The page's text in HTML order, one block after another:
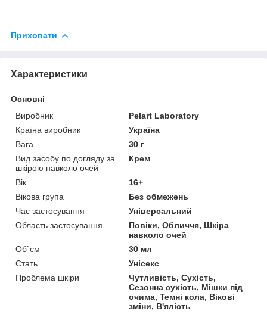
Приховати
Характеристики
Основні
Виробник
Pelart Laboratory
Країна виробник
Україна
Вага
30 г
Вид засобу по догляду за
шкірою навколо очей
Крем
Вік
16+
Вікова група
Без обмежень
Час застосування
Універсальний
Область застосування
Повіки, Обличчя, Шкіра
навколо очей
Об`єм
30 мл
Стать
Унісекс
Проблема шкіри
Чутливість, Сухість,
Сезонна сухість, Мішки під
очима, Темні кола, Вікові
зміни, В'ялість